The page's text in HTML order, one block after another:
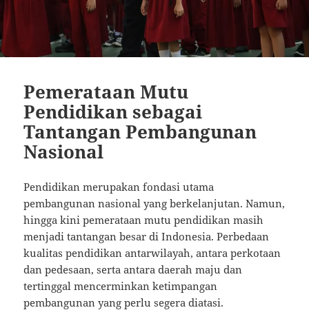
Pemerataan Mutu
Pendidikan sebagai
Tantangan Pembangunan
Nasional
Pendidikan merupakan fondasi utama
pembangunan nasional yang berkelanjutan. Namun,
hingga kini pemerataan mutu pendidikan masih
menjadi tantangan besar di Indonesia. Perbedaan
kualitas pendidikan antarwilayah, antara perkotaan
dan pedesaan, serta antara daerah maju dan
tertinggal mencerminkan ketimpangan
pembangunan yang perlu segera diatasi.